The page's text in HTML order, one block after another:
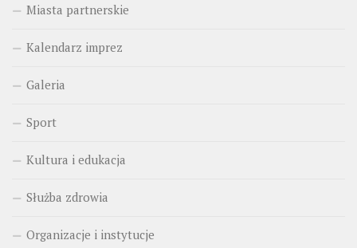
Miasta partnerskie
Kalendarz imprez
Galeria
Sport
Kultura i edukacja
Służba zdrowia
Organizacje i instytucje